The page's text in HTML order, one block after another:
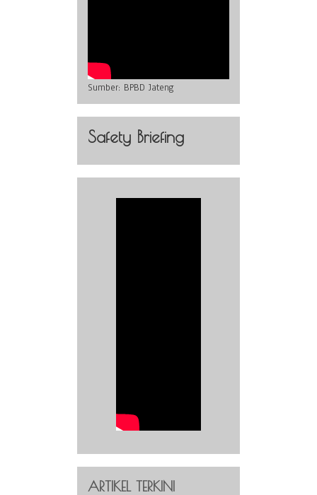
Sumber: BPBD Jateng
Safety Briefing
ARTIKEL TERKINI